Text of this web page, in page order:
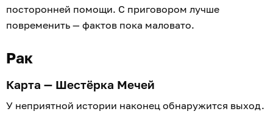
посторонней помощи. С приговором лучше
повременить — фактов пока маловато.
Рак
Карта — Шестёрка Мечей
У неприятной истории наконец обнаружится выход.